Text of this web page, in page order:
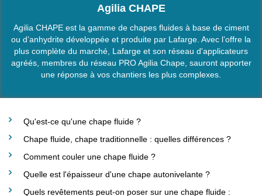
Agilia CHAPE
Agilia CHAPE est la gamme de chapes fluides à base de ciment
ou d’anhydrite développée et produite par Lafarge. Avec l’offre la
plus complète du marché, Lafarge et son réseau d'applicateurs
agréés, membres du réseau PRO Agilia Chape, sauront apporter
une réponse à vos chantiers les plus complexes.
Qu'est-ce qu'une chape fluide ?
Chape fluide, chape traditionnelle : quelles différences ?
Comment couler une chape fluide ?
Quelle est l'épaisseur d'une chape autonivelante ?
Quels revêtements peut-on poser sur une chape fluide :